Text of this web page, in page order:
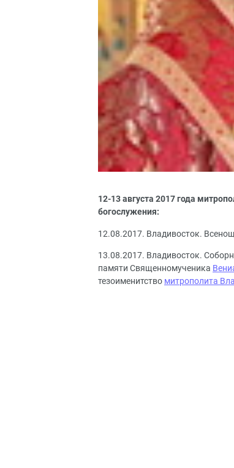
12-13 августа 2017 года
богослужения:
12.08.2017. Владивосток.
13.08.2017. Владивосток.
памяти Священномученика
тезоименитство митрополита